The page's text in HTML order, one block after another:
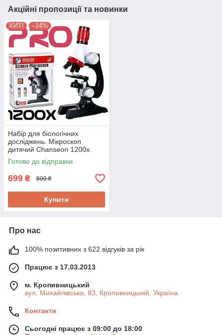
Акційні пропозиції та новинки
ХИТ! –14%
Набір для біологічних
досліджень. Мікроскоп
дитячий Chanseon 1200х.
Електронне підсвічування,
аксесуари
Готово до відправки
699 ₴ 809 ₴
Купити
Про нас
100% позитивних з 622 відгуків за рік
Працює з 17.03.2013
м. Кропивницький
вул. Михайлівська, 83, Кропивницький, Україна
Контакти
Сьогодні працює з 09:00 до 18:00